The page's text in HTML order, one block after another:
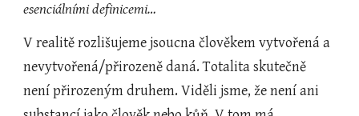
esenciálními definicemi…
V realitě rozlišujeme jsoucna člověkem vytvořená a
nevytvořená/přirozeně daná. Totalita skutečně
není přirozeným druhem. Viděli jsme, že není ani